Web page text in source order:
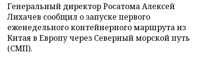
Генеральный директор Росатома Алексей
Лихачев сообщил о запуске первого
еженедельного контейнерного маршрута из
Китая в Европу через Северный морской путь
(СМП).